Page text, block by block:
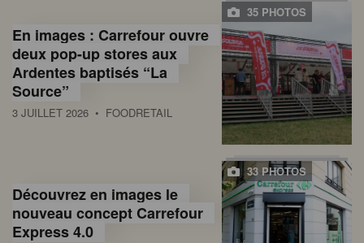
35 PHOTOS
En images : Carrefour ouvre
deux pop-up stores aux
Ardentes baptisés “La
Source”
3 JUILLET 2026 • FOODRETAIL
33 PHOTOS
Découvrez en images le
nouveau concept Carrefour
Express 4.0